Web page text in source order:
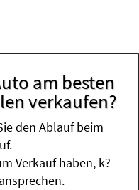
am besten
verkaufen?
den Ablauf beim
Verkauf haben, k?